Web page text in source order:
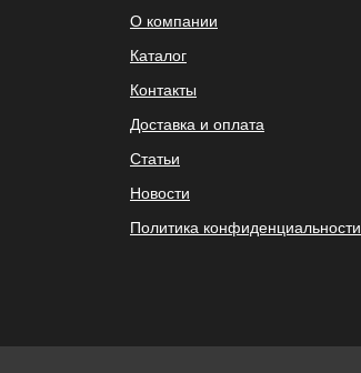
О компании
Каталог
Контакты
Доставка и оплата
Статьи
Новости
Политика конфиденциальности